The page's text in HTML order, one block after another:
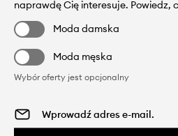
naprawdę Cię interesuje. Powiedz,
Moda damska
Moda męska
Wybór oferty jest opcjonalny